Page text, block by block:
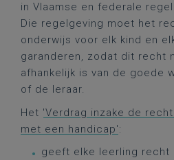
in Vlaamse en federale
Die regelgeving moet het
onderwijs voor elk kind en
garanderen, zodat dit recht
afhankelijk is van de goede
of de leraar.
Het 'Verdrag inzake de
met een handicap':
geeft elke leerling recht